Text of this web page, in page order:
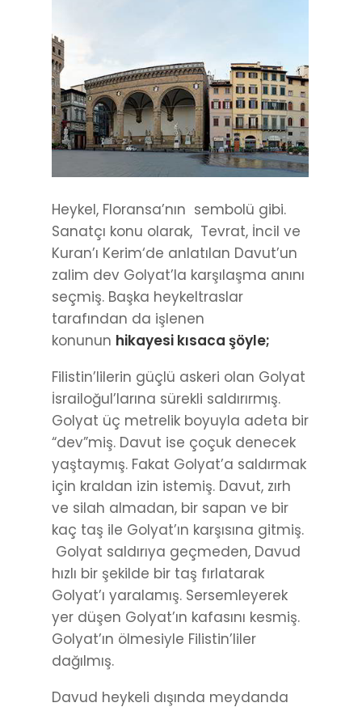
Heykel, Floransa’nın sembolü gibi.
Sanatçı konu olarak, Tevrat, İncil ve
Kuran’ı Kerim‘de anlatılan Davut’un
zalim dev Golyat’la karşılaşma anını
seçmiş. Başka heykeltraslar
tarafından da işlenen
konunun hikayesi kısaca şöyle;
Filistin’lilerin güçlü askeri olan Golyat
İsrailoğul’larına sürekli saldırırmış.
Golyat üç metrelik boyuyla adeta bir
“dev”miş. Davut ise çoçuk denecek
yaştaymış. Fakat Golyat’a saldırmak
için kraldan izin istemiş. Davut, zırh
ve silah almadan, bir sapan ve bir
kaç taş ile Golyat’ın karşısına gitmiş.
Golyat saldırıya geçmeden, Davud
hızlı bir şekilde bir taş fırlatarak
Golyat’ı yaralamış. Sersemleyerek
yer düşen Golyat’ın kafasını kesmiş.
Golyat’ın ölmesiyle Filistin’liler
dağılmış.
Davud heykeli dışında meydanda